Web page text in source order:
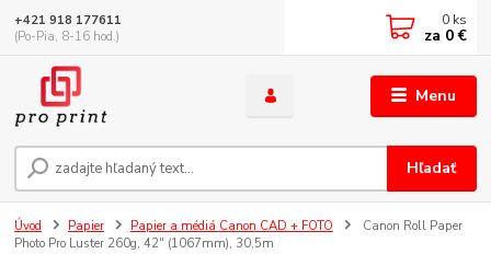
Menu
Hľadať
+421 918 177611
(Po-Pia, 8-16 hod.)
0 ks
za 0 €
Úvod Papier Papier a médiá Canon CAD + FOTO
Canon Roll Paper
Photo Pro Luster 260g, 42" (1067mm), 30,5m